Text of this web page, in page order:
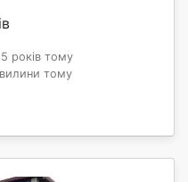
років тому
тому